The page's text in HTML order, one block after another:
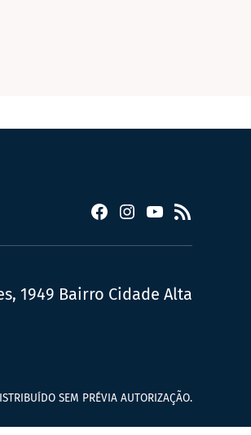
Facebook
Instagram
YouTube
RSS
1949 Bairro Cidade Alta
SEM PRÉVIA AUTORIZAÇÃO.